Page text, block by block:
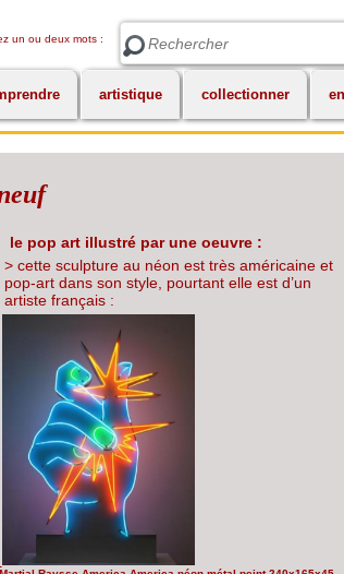
un ou deux mots : Rechercher
artistique collectionner
le pop art illustré par une oeuvre :
> cette sculpture au néon est très américaine et
pop-art dans son style, pourtant elle est d’un
artiste français :